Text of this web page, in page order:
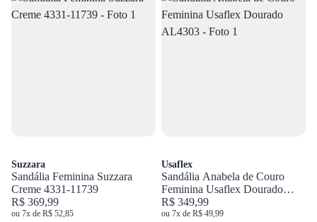
Suzzara
Sandália Feminina Suzzara
Creme 4331-11739
R$ 369,99
ou 7x de R$ 52,85
Usaflex
Sandália Anabela de Couro
Feminina Usaflex Dourado
AL4303
R$ 349,99
ou 7x de R$ 49,99